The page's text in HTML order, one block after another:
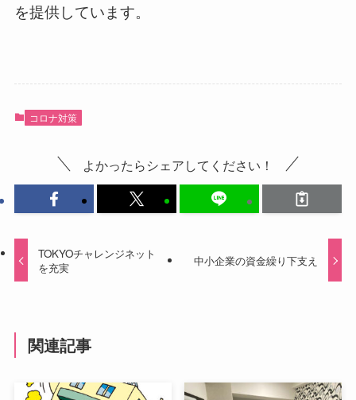
を提供しています。
コロナ対策
よかったらシェアしてください！
TOKYOチャレンジネット
を充実
中小企業の資金繰り下支え
関連記事